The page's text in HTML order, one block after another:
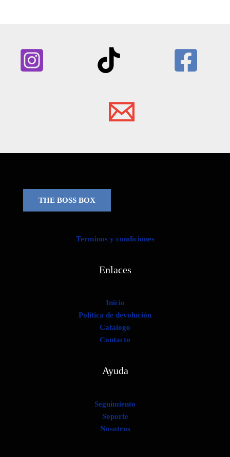
THE BOSS BOX
Terminos y condiciones
Enlaces
Inicio
Política de devolución
Catalogo
Contacto
Ayuda
Seguimiento
Soporte
Nosotros